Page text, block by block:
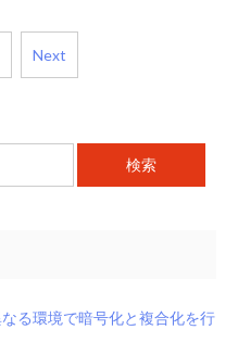
Next
る環境で暗号化と複合化を行